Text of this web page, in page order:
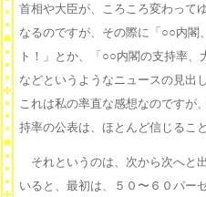
首相や大臣が、ころころ変わって
なるのですが、その際に「○○内閣
ト！」とか、「○○内閣の支持率、
などというようなニュースの見出
これは私の率直な感想なのですが
持率の公表は、ほとんど信じるこ
それというのは、次から次へと
いると、最初は、５０〜６０パー